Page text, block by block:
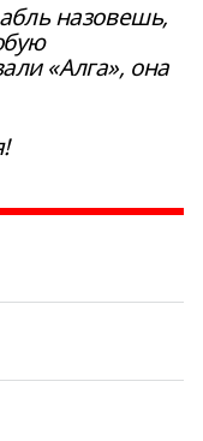
назовешь,
«Алга», она